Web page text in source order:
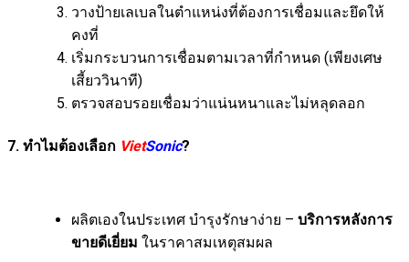
วางป้ายเลเบลในตำแหน่งที่ต้องการเชื่อมและยึดให้
คงที่
เริ่มกระบวนการเชื่อมตามเวลาที่กำหนด (เพียงเศษ
เสี้ยววินาที)
ตรวจสอบรอยเชื่อมว่าแน่นหนาและไม่หลุดลอก
7. ทำไมต้องเลือก VietSonic?
ผลิตเองในประเทศ บำรุงรักษาง่าย – บริการหลังการ
ขายดีเยี่ยม ในราคาสมเหตุสมผล